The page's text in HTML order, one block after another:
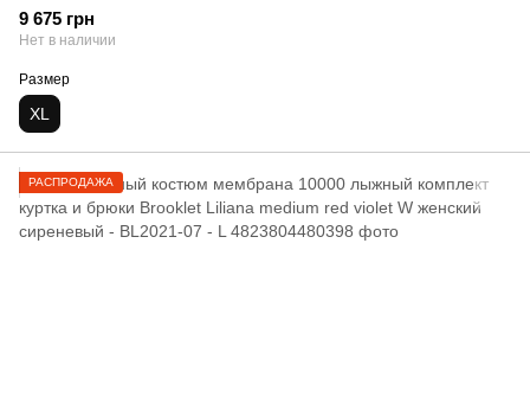
9 675 грн
Нет в наличии
Размер
XL
РАСПРОДАЖА